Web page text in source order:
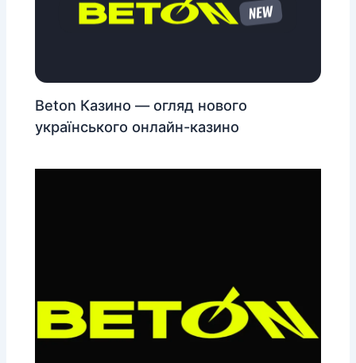
Beton Казино — огляд нового
українського онлайн-казино